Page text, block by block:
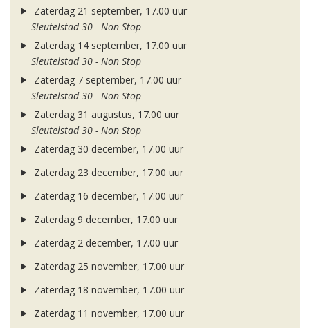
Zaterdag 21 september, 17.00 uur
Sleutelstad 30 - Non Stop
Zaterdag 14 september, 17.00 uur
Sleutelstad 30 - Non Stop
Zaterdag 7 september, 17.00 uur
Sleutelstad 30 - Non Stop
Zaterdag 31 augustus, 17.00 uur
Sleutelstad 30 - Non Stop
Zaterdag 30 december, 17.00 uur
Zaterdag 23 december, 17.00 uur
Zaterdag 16 december, 17.00 uur
Zaterdag 9 december, 17.00 uur
Zaterdag 2 december, 17.00 uur
Zaterdag 25 november, 17.00 uur
Zaterdag 18 november, 17.00 uur
Zaterdag 11 november, 17.00 uur